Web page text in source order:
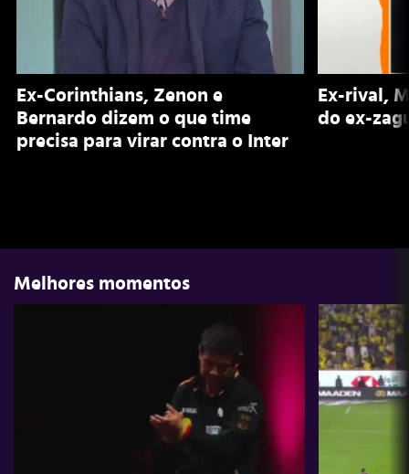
Ex-Corinthians, Zenon e
Bernardo dizem o que time
precisa para virar contra o Inter
Ex-rival,
do ex-
Melhores momentos